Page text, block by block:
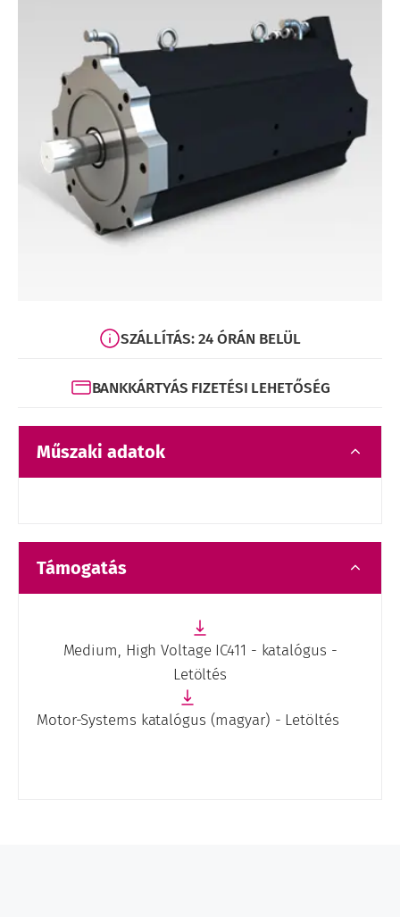
SZÁLLÍTÁS: 24 ÓRÁN BELÜL
BANKKÁRTYÁS FIZETÉSI LEHETŐSÉG
Műszaki adatok
Támogatás
Medium, High Voltage IC411 - katalógus -
Letöltés
Motor-Systems katalógus (magyar) - Letöltés